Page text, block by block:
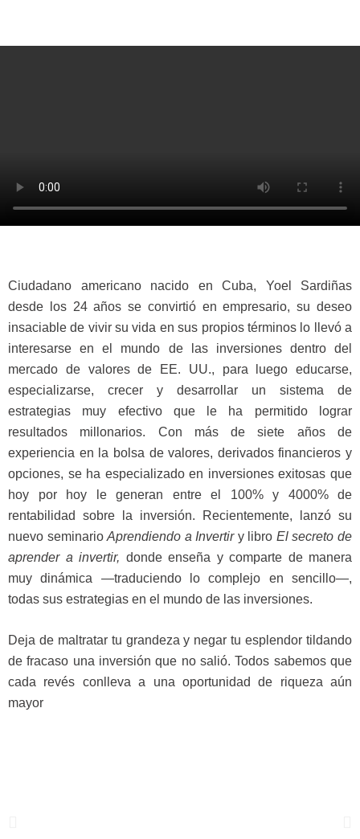
Ciudadano americano nacido en Cuba, Yoel Sardiñas
desde los 24 años se convirtió en empresario, su deseo
insaciable de vivir su vida en sus propios términos lo llevó a
interesarse en el mundo de las inversiones dentro del
mercado de valores de EE. UU., para luego educarse,
especializarse, crecer y desarrollar un sistema de
estrategias muy efectivo que le ha permitido lograr
resultados millonarios. Con más de siete años de
experiencia en la bolsa de valores, derivados financieros y
opciones, se ha especializado en inversiones exitosas que
hoy por hoy le generan entre el 100% y 4000% de
rentabilidad sobre la inversión. Recientemente, lanzó su
nuevo seminarioAprendiendo a Invertir y libro El secreto de
aprender a invertir, donde enseña y comparte de manera
muy dinámica —traduciendo lo complejo en sencillo—,
todas sus estrategias en el mundo de las inversiones.
Deja de maltratar tu grandeza y negar tu esplendor tildando
de fracaso una inversión que no salió. Todos sabemos que
cada revés conlleva a una oportunidad de riqueza aún
mayor